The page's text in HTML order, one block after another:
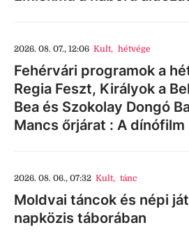
2026. 08. 07., 12:06 Kult, hétvége
Fehérvári programok a
Regia Feszt, Királyok a
Bea és Szokolay Dongó
Mancs őrjárat : A dínófilm
2026. 08. 06., 07:32 Kult, tánc
Moldvai táncok és népi
napközis táborában